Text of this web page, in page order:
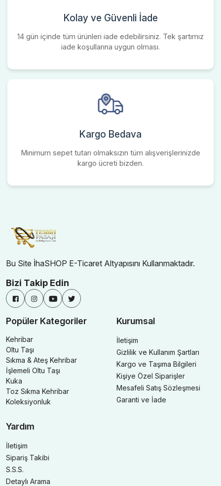
Kolay ve Güvenli İade
14 gün içinde tüm ürünleri iade edebilirsiniz. Tek şartımız
iade koşullarına uygun olması.
Kargo Bedava
Minimum sepet tutarı olmaksızın tüm alışverişlerinizde
kargo ücreti bizden.
Bu Site İhaSHOP E-Ticaret Altyapısını Kullanmaktadır.
Bizi Takip Edin
Popüler Kategoriler
Kehribar
Oltu Taşı
Sıkma & Ateş Kehribar
İşlemeli Oltu Taşı
Kuka
Toz Sıkma Kehribar
Koleksiyonluk
Kurumsal
İletişim
Gizlilik ve Kullanım Şartları
Kargo ve Taşıma Bilgileri
Kişiye Özel Siparişler
Mesafeli Satış Sözleşmesi
Garanti ve İade
Yardım
İletişim
Sipariş Takibi
S.S.S.
Detaylı Arama